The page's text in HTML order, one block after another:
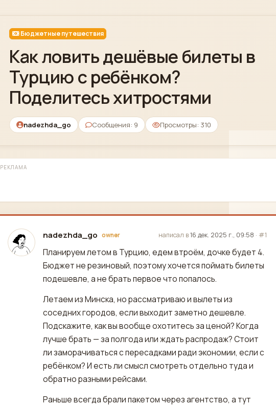
Бюджетные путешествия
Как ловить дешёвые билеты в
Турцию с ребёнком?
Поделитесь хитростями
nadezhda_go Сообщения: 9 Просмотры: 310
РЕКЛАМА
nadezhda_go owner
отредактировано написал в16 дек. 2025 г., 09:58 · #1
Планируем летом в Турцию, едем втроём, дочке будет 4.
Бюджет не резиновый, поэтому хочется поймать билеты
подешевле, а не брать первое что попалось.
Летаем из Минска, но рассматриваю и вылеты из
соседних городов, если выходит заметно дешевле.
Подскажите, как вы вообще охотитесь за ценой? Когда
лучше брать — за полгода или ждать распродаж? Стоит
ли заморачиваться с пересадками ради экономии, если с
ребёнком? И есть ли смысл смотреть отдельно туда и
обратно разными рейсами.
Раньше всегда брали пакетом через агентство, а тут